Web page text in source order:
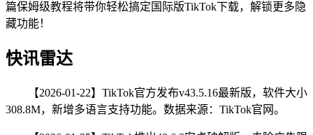
篇保姆级教程将带你轻松搞定国际版TikTok下载，解锁更多隐
藏功能！
快讯雷达
【2026-01-22】TikTok官方发布v43.5.16最新版，软件大小
308.8M，新增多语言支持功能。数据来源：TikTok官网。